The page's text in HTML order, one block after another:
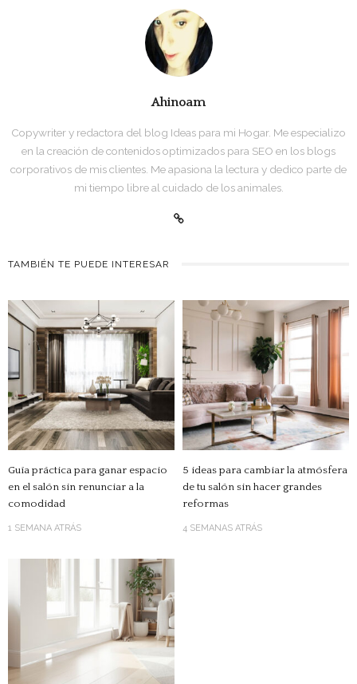
Ahinoam
Copywriter y redactora del blog Ideas para mi Hogar. Me especializo
en la creación de contenidos optimizados para SEO en los blogs
corporativos de mis clientes. Me apasiona la lectura y dedico parte de
mi tiempo libre al cuidado de los animales.
TAMBIÉN TE PUEDE INTERESAR
Guía práctica para ganar espacio
en el salón sin renunciar a la
comodidad
1 SEMANA ATRÁS
5 ideas para cambiar la atmósfera
de tu salón sin hacer grandes
reformas
4 SEMANAS ATRÁS